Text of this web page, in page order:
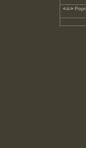
<-/->